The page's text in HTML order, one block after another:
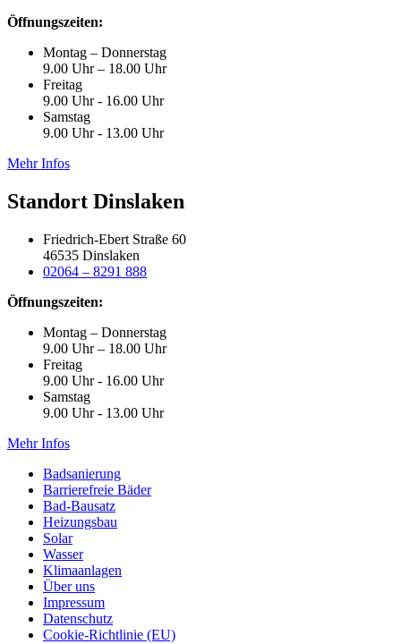
Öffnungszeiten:
Montag – Donnerstag
9.00 Uhr – 18.00 Uhr
Freitag
9.00 Uhr - 16.00 Uhr
Samstag
9.00 Uhr - 13.00 Uhr
Mehr Infos
Standort Dinslaken
Friedrich-Ebert Straße 60
46535 Dinslaken
02064 – 8291 888
Öffnungszeiten:
Montag – Donnerstag
9.00 Uhr – 18.00 Uhr
Freitag
9.00 Uhr - 16.00 Uhr
Samstag
9.00 Uhr - 13.00 Uhr
Mehr Infos
Badsanierung
Barrierefreie Bäder
Bad-Bausatz
Heizungsbau
Solar
Wasser
Klimaanlagen
Über uns
Impressum
Datenschutz
Cookie-Richtlinie (EU)